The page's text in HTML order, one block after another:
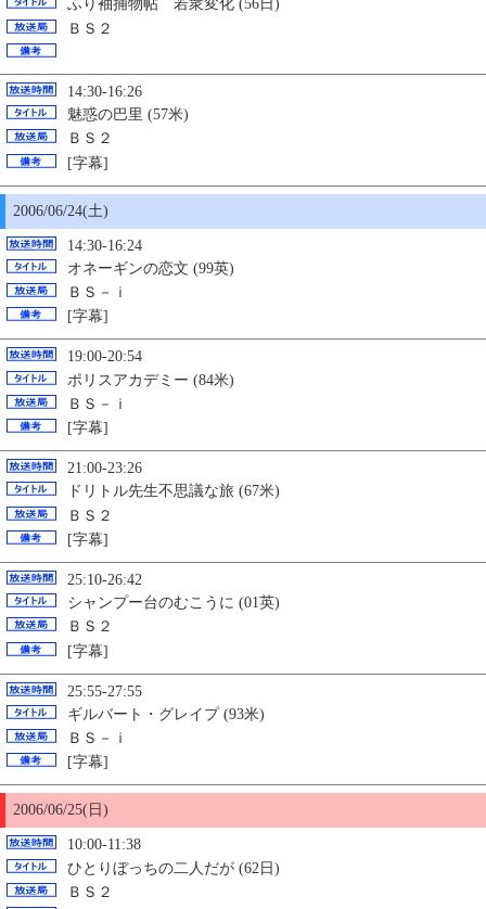
ふり袖捕物帖 若衆変化 (56日)
ＢＳ２
14:30-16:26
魅惑の巴里 (57米)
ＢＳ２
[字幕]
2006/06/24(土)
14:30-16:24
オネーギンの恋文 (99英)
ＢＳ－ｉ
[字幕]
19:00-20:54
ポリスアカデミー (84米)
ＢＳ－ｉ
[字幕]
21:00-23:26
ドリトル先生不思議な旅 (67米)
ＢＳ２
[字幕]
25:10-26:42
シャンプー台のむこうに (01英)
ＢＳ２
[字幕]
25:55-27:55
ギルバート・グレイプ (93米)
ＢＳ－ｉ
[字幕]
2006/06/25(日)
10:00-11:38
ひとりぼっちの二人だが (62日)
ＢＳ２